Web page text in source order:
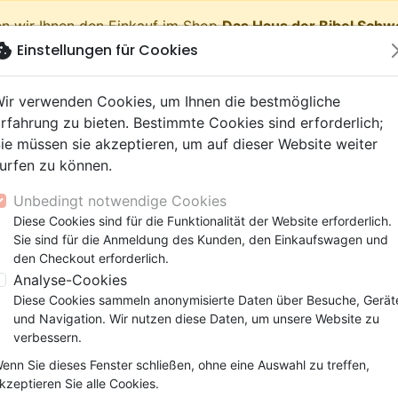
wir Ihnen den Einkauf im ShopDas Haus der Bibel
Neuheiten
Testamente
Bibelstudium
Segond 21
Darby
(Religion,
Wachstum
Gemeinde
Kinder
Kinder-, Erwachsenenarbeit
Leiden, Seelsorge
Gesundheit
Gemeinde
Ehe
Andachten
Leiden, Seelsorge
Wissenschaften)
Bibeln
9 Jahre
Jahre
Jugendliche, Teenager
Bibeln
Latino, Folk
Soul
Rap, Hip-hop
Instrumental
Pop, Rock
Konferenz
Spielfilm
Dokumentarfilm, Reportage
Spiele, Unterhaltung
Bibelhüllen
Trouve aussi - As-tu compris?
Trouve aussi
As-tu compris?
Künstler :Samuel Grandjean
Beschreibung
Einstellungen für Cookies
verwenden Cookies, um Ihnen die bestmögliche
zu bieten. Bestimmte Cookies sind erforderlich;
müssen sie akzeptieren, um auf dieser Website weiter
zu können.
Unbedingt notwendige Cookies
Diese Cookies sind für die Funktionalität der Website erforderlich.
Sie sind für die Anmeldung des Kunden, den Einkaufswagen und
den Checkout erforderlich.
Analyse-Cookies
Diese Cookies sammeln anonymisierte Daten über Besuche,
und Navigation. Wir nutzen diese Daten, um unsere Website zu
verbessern.
Sie dieses Fenster schließen, ohne eine Auswahl zu treffen,
Sie alle Cookies.